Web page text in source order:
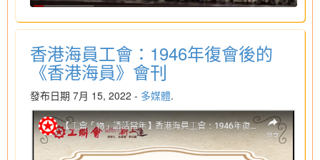
香港海員工會：1946年復會後的
《香港海員》會刊
發布日期 7月 15, 2022 - 多媒體.